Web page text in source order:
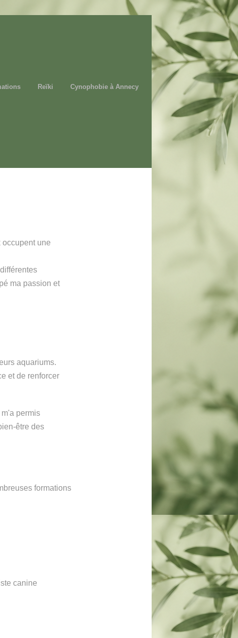
Reïki
Cynophobie à Annecy
occupent une
ma passion et
aquariums.
et de renforcer
permis
être des
formations
canine